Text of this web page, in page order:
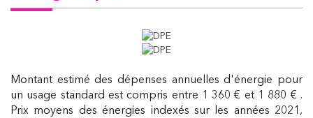
Montant estimé des dépenses annuelles d'énergie pour
un usage standard est compris entre 1 360 € et 1 880 € .
Prix moyens des énergies indexés sur les années 2021,